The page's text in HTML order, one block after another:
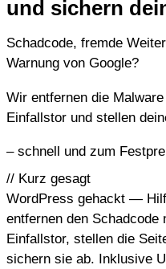
und sichern
Schadcode, fremde
Warnung von Google?
Wir entfernen die
Einfallstor und stellen
– schnell und zum
// Kurz gesagt
WordPress gehackt —
entfernen den Schadcode
Einfallstor, stellen die
sichern sie ab. Inklusive